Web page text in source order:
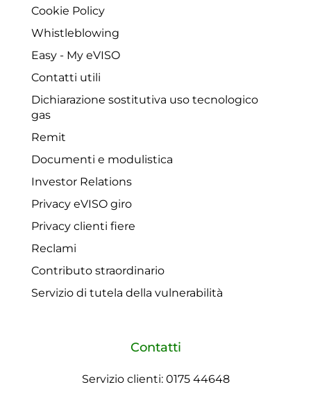
Cookie Policy
Whistleblowing
Easy - My eVISO
Contatti utili
Dichiarazione sostitutiva uso tecnologico
gas
Remit
Documenti e modulistica
Investor Relations
Privacy eVISO giro
Privacy clienti fiere
Reclami
Contributo straordinario
Servizio di tutela della vulnerabilità
Contatti
Servizio clienti: 0175 44648